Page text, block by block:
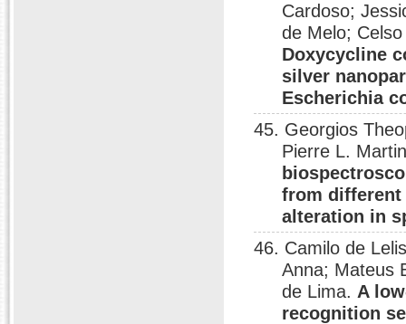
Cardoso;
de Melo;
Doxycycline
silver
Escherichia
45. Georgios
Pierre L.
from different
alteration in
46. Camilo de
Anna; Mateus
de Lima. A
recognition